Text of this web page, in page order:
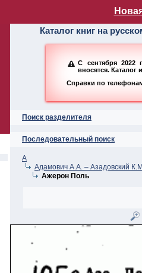
Алфавитный
Каталог книг на
С сентября 2022
вносятся. Каталог
Справки по
Поиск разделителя
Последовательный поиск
А
Адамович А.А. – Азадовский
Ажерон Поль